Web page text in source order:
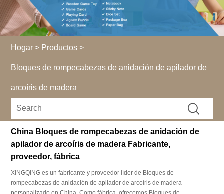
Hogar > Productos >
Bloques de rompecabezas de anidación de apilador de
arcoíris de madera
China Bloques de rompecabezas de anidación de
apilador de arcoíris de madera Fabricante,
proveedor, fábrica
XINGQING es un fabricante y proveedor líder de Bloques de
rompecabezas de anidación de apilador de arcoíris de madera